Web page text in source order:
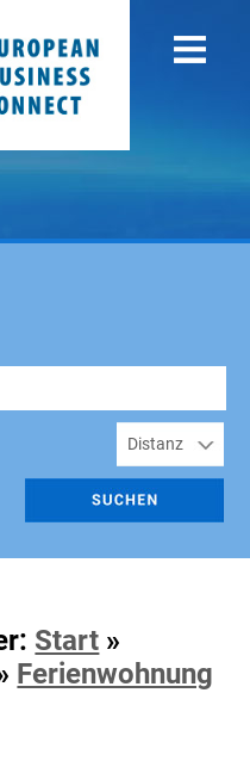
Start »
Ferienwohnung